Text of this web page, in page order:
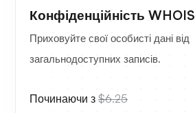
Конфіденційність WHOIS
Приховуйте свої особисті дані від
загальнодоступних записів.
Починаючи з $6.25